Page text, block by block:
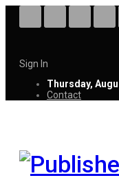
Sign In
Thursday,
Contact